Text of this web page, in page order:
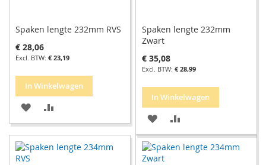
Spaken lengte 232mm RVS
€ 28,06
€ 23,19
In Winkelwagen
VOEG
TOE
AAN
OM
TE
Spaken lengte 232mm
Zwart
€ 35,08
€ 28,99
In Winkelwagen
VOEG
TOE
AAN
OM